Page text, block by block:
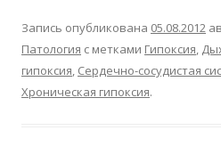
Запись опубликована 05.08.2012
Патология с метками Гипоксия,
гипоксия, Сердечно-сосудистая
Хроническая гипоксия.